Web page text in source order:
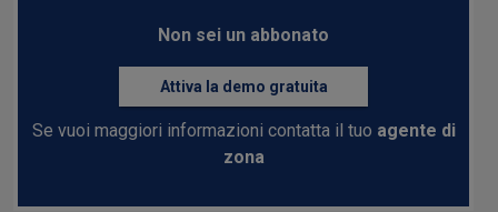
Non sei un abbonato
Attiva la demo gratuita
Se vuoi maggiori informazioni contatta il tuo agente di
zona